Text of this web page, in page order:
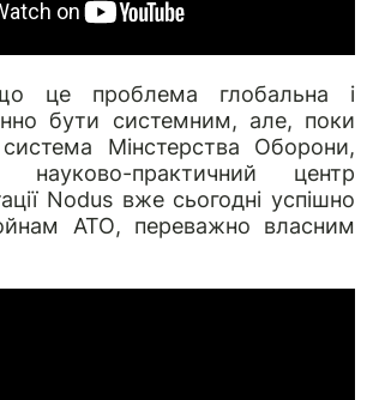
це проблема глобальна і
бути системним, але, поки
Мінстерства Оборони,
науково-практичний центр
Nodusвже сьогодні успішно
АТО, переважно власним